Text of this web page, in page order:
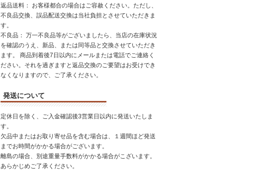
返品送料： お客様都合の場合はご容赦ください。ただし、
不良品交換、誤品配送交換は当社負担とさせていただきま
す。
不良品： 万一不良品等がございましたら、当店の在庫状況
を確認のうえ、新品、または同等品と交換させていただき
ます。 商品到着後7日以内にメールまたは電話でご連絡く
ださい。それを過ぎますと返品交換のご要望はお受けでき
なくなりますので、ご了承ください。
発送について
定休日を除く、ご入金確認後3営業日以内に発送いたしま
す。
欠品中またはお取り寄せ品を含む場合は、１週間ほど発送
までお時間がかかる場合がございます。
離島の場合、別途重量手数料がかかる場合がこざいます。
あらかじめご了承ください。